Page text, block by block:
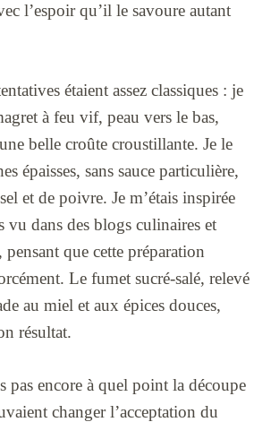
l’espoir qu’il le savoure autant
étaient assez classiques : je
à feu vif, peau vers le bas,
belle croûte croustillante. Je le
épaisses, sans sauce particulière,
et de poivre. Je m’étais inspirée
vu dans des blogs culinaires et
que cette préparation
Le fumet sucré-salé, relevé
au miel et aux épices douces,
résultat.
pas encore à quel point la découpe
changer l’acceptation du